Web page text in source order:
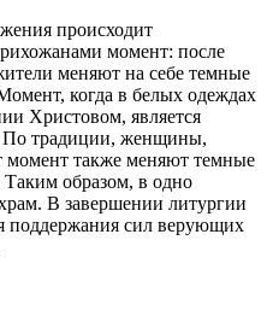
происходит
момент: после
меняют на себе темные
когда в белых одеждах
Христовом, является
традиции, женщины,
момент также меняют темные
Таким образом, в одно
В завершении литургии
поддержания сил верующих